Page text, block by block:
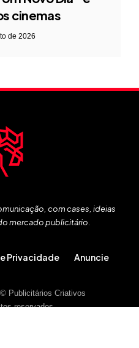
cinemas
de 2026
com cases, ideias
mercado publicitário.
Privacidade Anuncie
Publicitários Criativos
reservados